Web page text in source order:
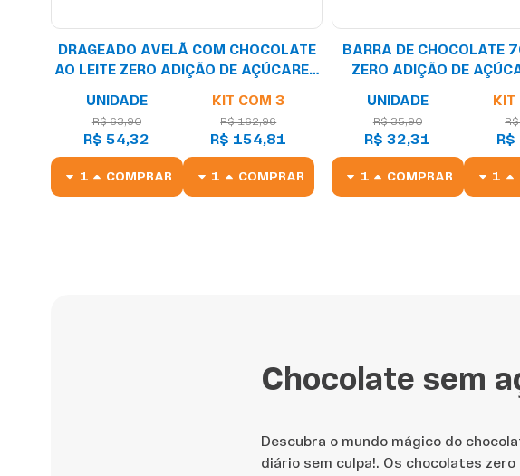
DRAGEADO AVELÃ COM CHOCOLATE
AO LEITE ZERO ADIÇÃO DE AÇÚCARES
UNIDADE
R$ 63,90
R$ 54,32
COMPRAR
KIT COM 3
R$ 162,96
R$ 154,81
COMPRAR
BARRA DE CHOCOLATE
ZERO ADIÇÃO DE
UNIDADE
R$ 35,90
R$ 32,31
COMPRAR
KIT
Chocolate sem
Descubra o mundo mágico do
diário sem culpa!. Os chocolates